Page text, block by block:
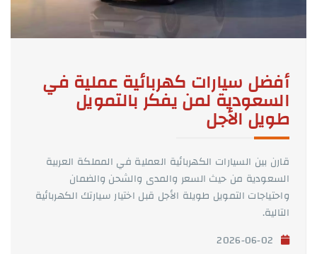
أفضل سيارات كهربائية عملية في
السعودية لمن يفكر بالتمويل
طويل الأجل
قارن بين السيارات الكهربائية العملية في المملكة العربية
السعودية من حيث السعر والمدى والشحن والضمان
واحتياجات التمويل طويلة الأجل قبل اختيار سيارتك الكهربائية
التالية.